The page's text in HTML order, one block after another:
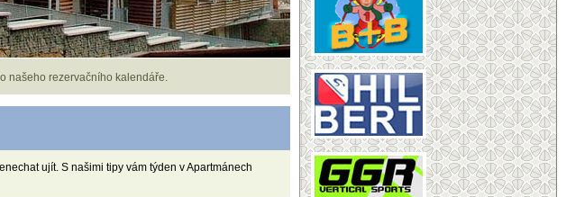
nebo akce vám pak neuteče.
ujít. S našimi tipy vám týden v Apartmánech